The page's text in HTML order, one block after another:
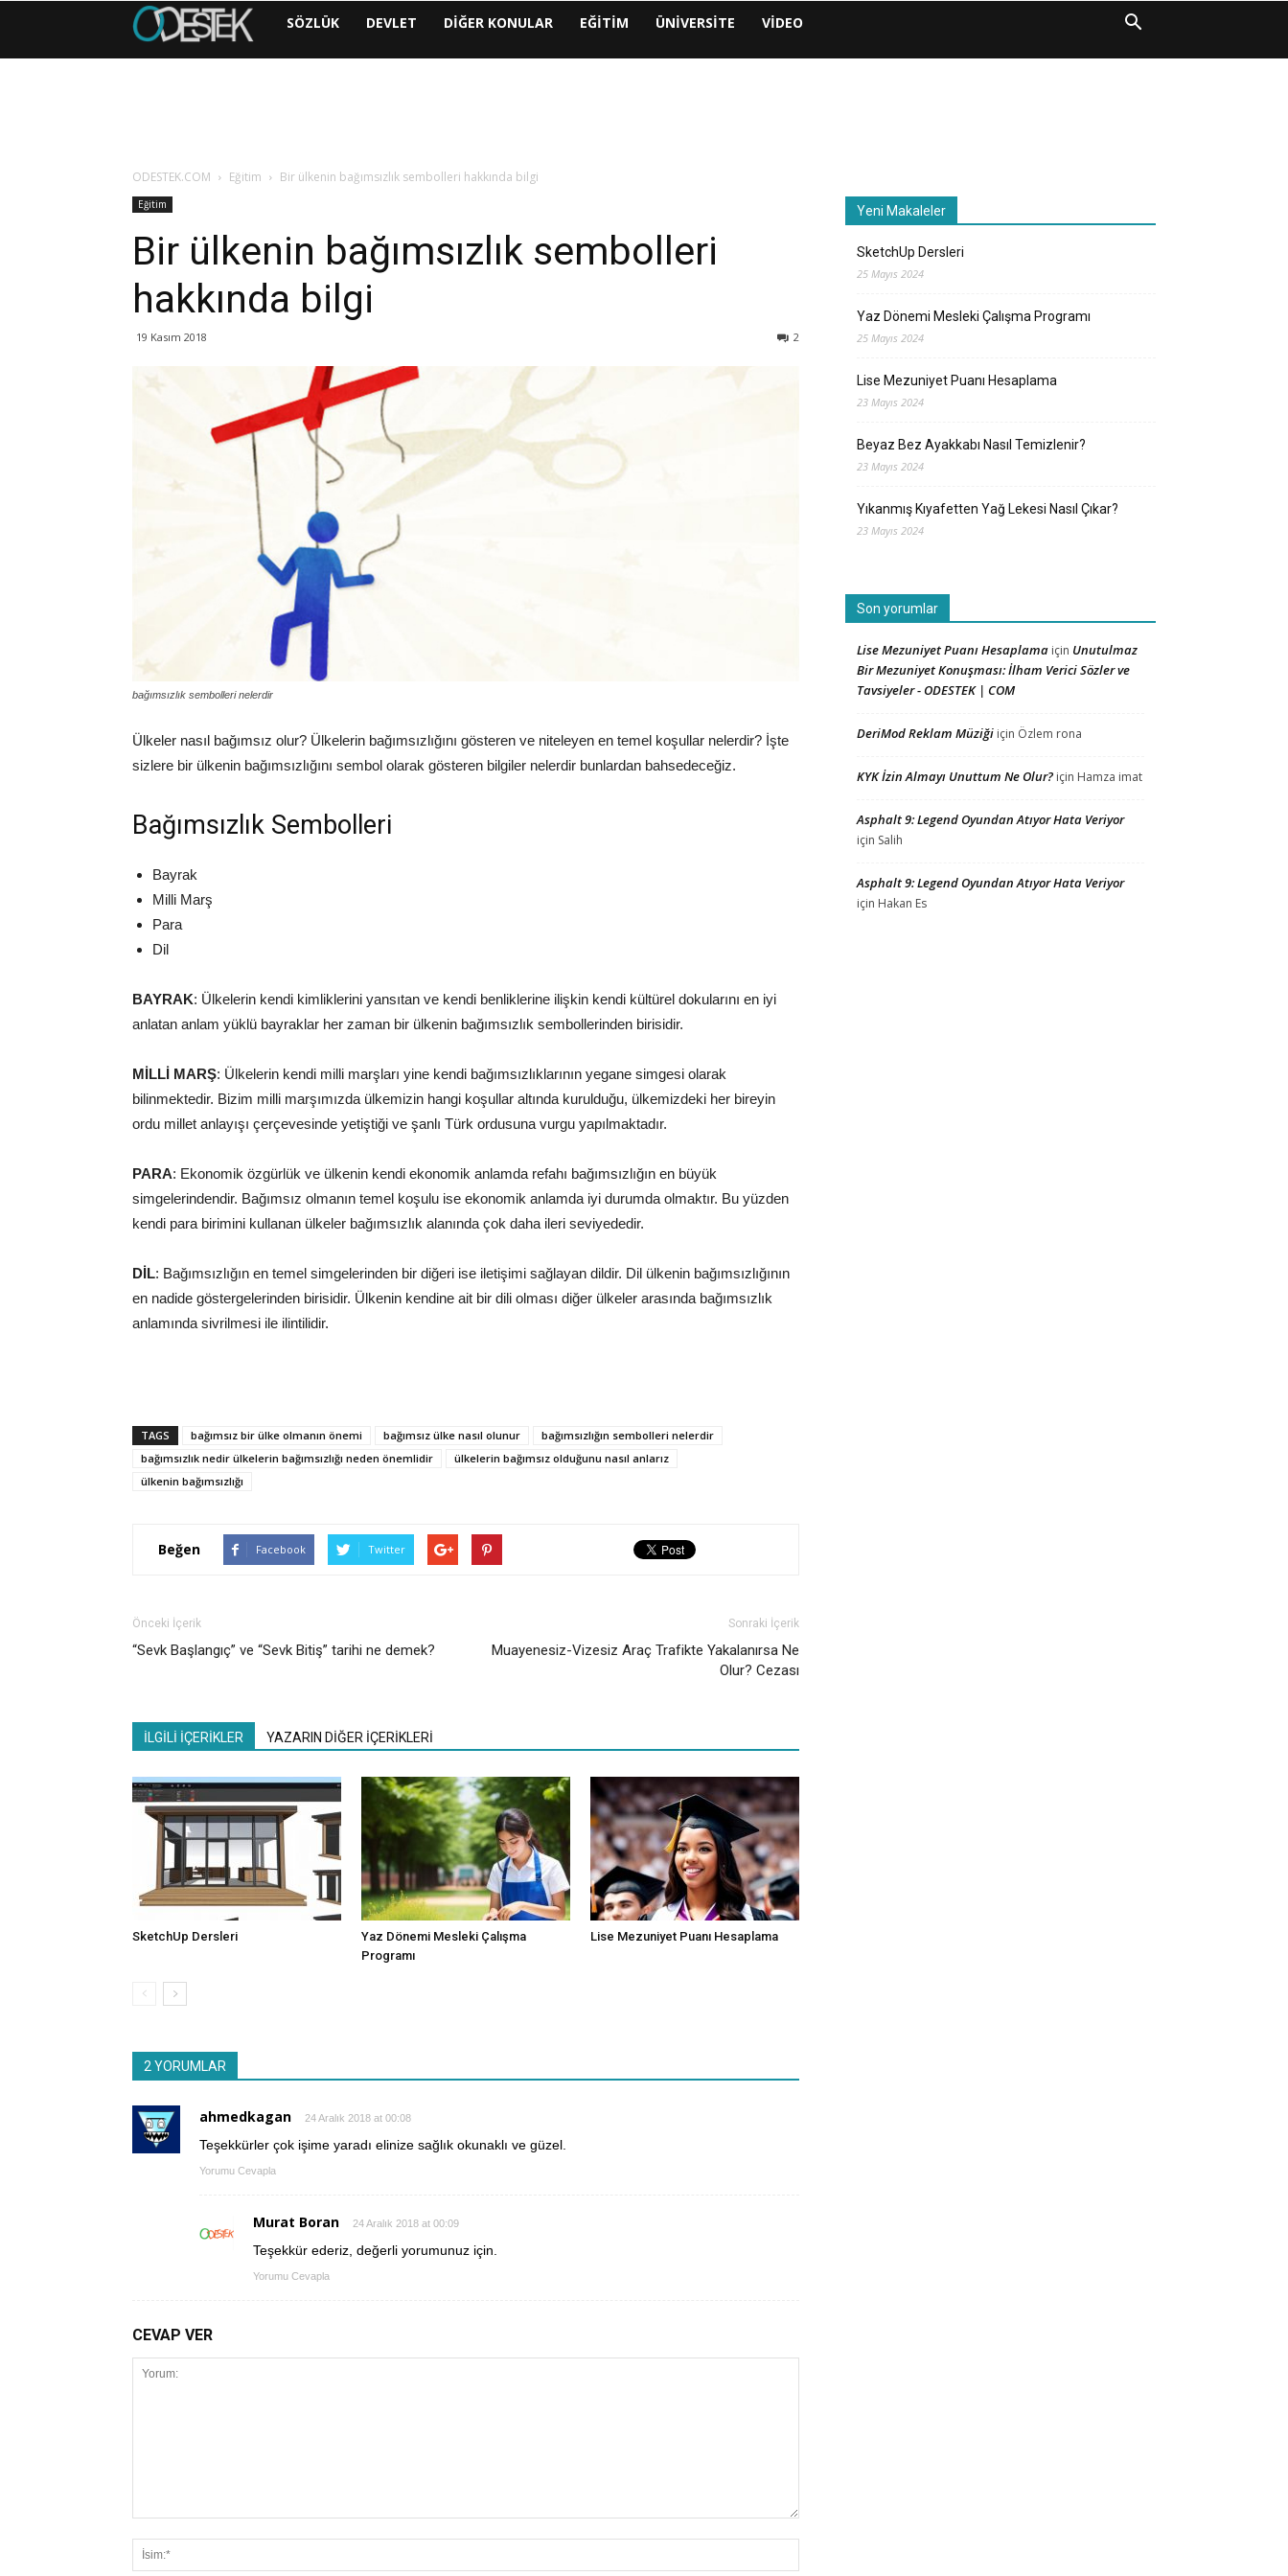
ODESTEK
SÖZLÜK DEVLET DIĞER KONULAR EĞITIM ÜNIVERSITE VIDEO
ODESTEK.COM Eğitim Bir ülkenin bağımsızlık sembolleri hakkında bilgi
Eğitim
Bir ülkenin bağımsızlık sembolleri
hakkında bilgi
19 Kasım 2018 2
bağımsızlık sembolleri nelerdir
Ülkeler nasıl bağımsız olur? Ülkelerin bağımsızlığını gösteren ve niteleyen en temel koşullar nelerdir? İşte
sizlere bir ülkenin bağımsızlığını sembol olarak gösteren bilgiler nelerdir bunlardan bahsedeceğiz.
Bağımsızlık Sembolleri
Bayrak
Milli Marş
Para
Dil
BAYRAK: Ülkelerin kendi kimliklerini yansıtan ve kendi benliklerine ilişkin kendi kültürel dokularını en iyi
anlatan anlam yüklü bayraklar her zaman bir ülkenin bağımsızlık sembollerinden birisidir.
MİLLİ MARŞ: Ülkelerin kendi milli marşları yine kendi bağımsızlıklarının yegane simgesi olarak
bilinmektedir. Bizim milli marşımızda ülkemizin hangi koşullar altında kurulduğu, ülkemizdeki her bireyin
ordu millet anlayışı çerçevesinde yetiştiği ve şanlı Türk ordusuna vurgu yapılmaktadır.
PARA: Ekonomik özgürlük ve ülkenin kendi ekonomik anlamda refahı bağımsızlığın en büyük
simgelerindendir. Bağımsız olmanın temel koşulu ise ekonomik anlamda iyi durumda olmaktır. Bu yüzden
kendi para birimini kullanan ülkeler bağımsızlık alanında çok daha ileri seviyededir.
DİL: Bağımsızlığın en temel simgelerinden bir diğeri ise iletişimi sağlayan dildir. Dil ülkenin bağımsızlığının
en nadide göstergelerinden birisidir. Ülkenin kendine ait bir dili olması diğer ülkeler arasında bağımsızlık
anlamında sivrilmesi ile ilintilidir.
TAGS bağımsız bir ülke olmanın önemi bağımsız ülke nasıl olunur
bağımsızlığın sembolleri nelerdir
bağımsızlık nedir ülkelerin bağımsızlığı neden önemlidir
ülkelerin bağımsız olduğunu nasıl anlarız
ülkenin bağımsızlığı
Beğen Facebook Twitter
Önceki İçerik
“Sevk Başlangıç” ve “Sevk Bitiş” tarihi ne demek?
Sonraki İçerik
Muayenesiz-Vizesiz Araç Trafikte Yakalanırsa Ne
Olur? Cezası
İLGİLİ İÇERİKLER YAZARIN DİĞER İÇERİKLERİ
SketchUp Dersleri
Yaz Dönemi Mesleki Çalışma
Programı
Lise Mezuniyet Puanı Hesaplama
2 YORUMLAR
ahmedkagan 24 Aralık 2018 at 00:08
Teşekkürler çok işime yaradı elinize sağlık okunaklı ve güzel.
Yorumu Cevapla
Murat Boran 24 Aralık 2018 at 00:09
Teşekkür ederiz, değerli yorumunuz için.
Yorumu Cevapla
CEVAP VER
Yeni Makaleler
SketchUp Dersleri
25 Mayıs 2024
Yaz Dönemi Mesleki Çalışma Programı
25 Mayıs 2024
Lise Mezuniyet Puanı Hesaplama
23 Mayıs 2024
Beyaz Bez Ayakkabı Nasıl Temizlenir?
23 Mayıs 2024
Yıkanmış Kıyafetten Yağ Lekesi Nasıl Çıkar?
23 Mayıs 2024
Son yorumlar
Lise Mezuniyet Puanı Hesaplama için Unutulmaz
Bir Mezuniyet Konuşması: İlham Verici Sözler ve
Tavsiyeler - ODESTEK | COM
DeriMod Reklam Müziği için Özlem rona
KYK İzin Almayı Unuttum Ne Olur? için Hamza imat
Asphalt 9: Legend Oyundan Atıyor Hata Veriyor
için Salih
Asphalt 9: Legend Oyundan Atıyor Hata Veriyor
için Hakan Es